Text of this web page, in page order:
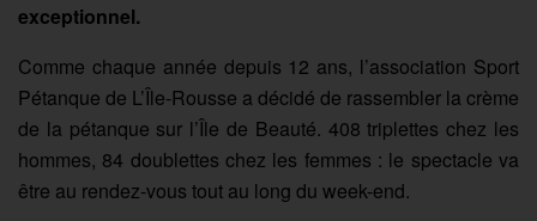
exceptionnel.
Comme chaque année depuis 12 ans, l’association Sport
Pétanque de L’Île-Rousse a décidé de rassembler la crème
de la pétanque sur l’Île de Beauté. 408 triplettes chez les
hommes, 84 doublettes chez les femmes : le spectacle va
être au rendez-vous tout au long du week-end.